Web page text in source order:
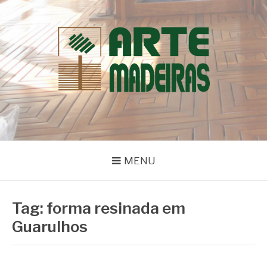
Pular
para
o
conteúdo
BLOG | ARTE
MADEIRAS
Dicas e Novidades sobre Madeiras
MENU
Tag: forma resinada em
Guarulhos